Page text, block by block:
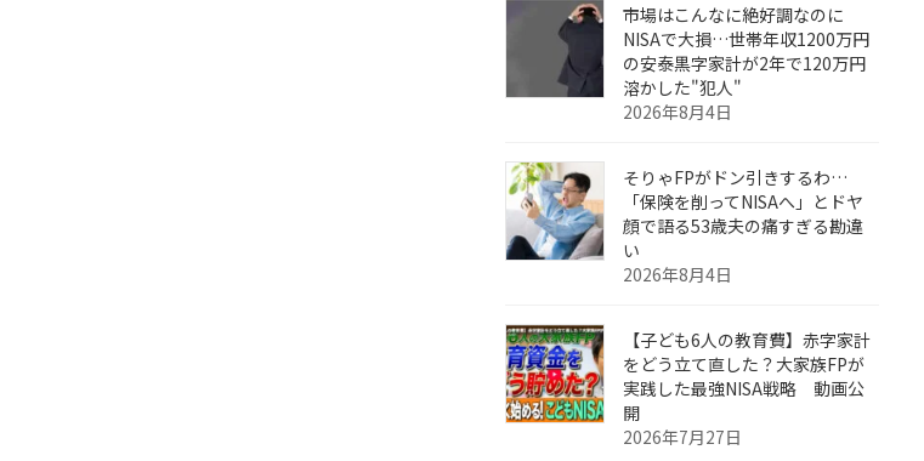
市場はこんなに絶好調なのに
NISAで大損…世帯年収1200万円
の安泰黒字家計が2年で120万円
溶かした"犯人"
2026年8月4日
そりゃFPがドン引きするわ…
「保険を削ってNISAへ」とドヤ
顔で語る53歳夫の痛すぎる勘違
い
2026年8月4日
【子ども6人の教育費】赤字家計
をどう立て直した？大家族FPが
実践した最強NISA戦略 動画公
開
2026年7月27日